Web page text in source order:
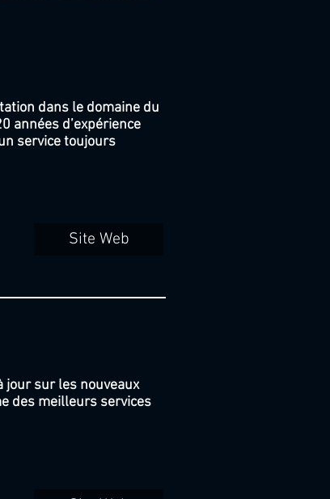
dans le domaine du
années d’expérience
service toujours
Site Web
jour sur les nouveaux
des meilleurs services